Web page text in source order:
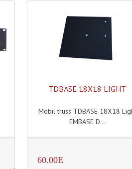
TDBASE 18X18 LIGHT
Mobil truss TDBASE 18X18
EMBASE D...
60.00E